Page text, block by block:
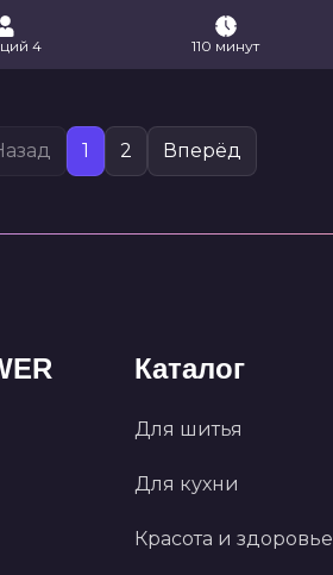
4 110 минут
1 2 Вперёд
Каталог
Для шитья
Для кухни
Красота и здоровье